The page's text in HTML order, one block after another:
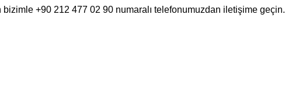
+90 212 477 02 90 numaralı telefonumuzdan iletişime geçin.